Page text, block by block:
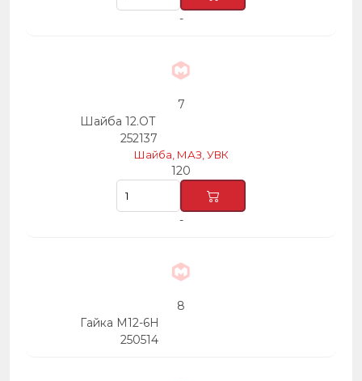
-
7
Шайба 12.ОТ
252137
Шайба, МАЗ, УВК
120
-
8
Гайка М12-6Н
250514